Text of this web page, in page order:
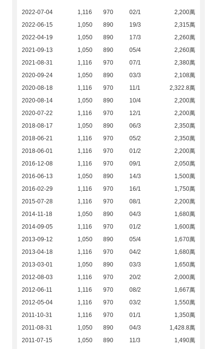
2022-07-04 1,116 970 02/1
2,200萬
2022-06-15
1,050 890 19/3
2,315萬
2022-04-19
1,050 890 17/3
2,260萬
2021-09-13
1,050 890 05/4
2,260萬
2021-08-31
1,116 970 07/1
2,380萬
2020-09-24
1,050 890 03/3
2,108萬
2020-08-18
1,116 970 11/1
2,322.8萬
2020-08-14
1,050 890 10/4
2,200萬
2020-07-22
1,116 970 12/1
2,200萬
2018-08-17
1,050 890 06/3
2,350萬
2018-06-21
1,116 970 05/2
2,350萬
2018-06-01
1,116 970 01/2
2,200萬
2016-12-08
1,116 970 09/1
2,050萬
2016-06-13
1,050 890 14/3
1,500萬
2016-02-29
1,116 970 16/1
1,750萬
2015-07-28
1,116 970 08/1
2,200萬
2014-11-18
1,050 890 04/3
1,680萬
2014-09-05
1,116 970 01/2
1,600萬
2013-09-12
1,050 890 05/4
1,670萬
2013-04-18
1,116 970 04/2
1,680萬
2013-03-01
1,050 890 03/3
1,650萬
2012-08-03
1,116 970 20/2
2,000萬
2012-06-11
1,116 970 08/2
1,667萬
2012-05-04
1,116 970 03/2
1,550萬
2011-10-31
1,116 970 01/1
1,350萬
2011-08-31
1,050 890 04/3
1,428.8萬
2011-07-15
1,050 890 11/3
1,490萬